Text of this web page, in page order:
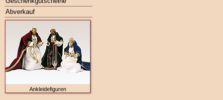
Abverkauf
Ankleidefiguren